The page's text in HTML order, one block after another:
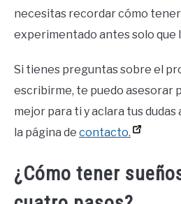
necesitas recordar cómo
experimentado antes solo que
Si tienes preguntas sobre el
escribirme, te puedo asesorar
mejor para ti y aclara tus
la página de contacto.
¿Cómo tener